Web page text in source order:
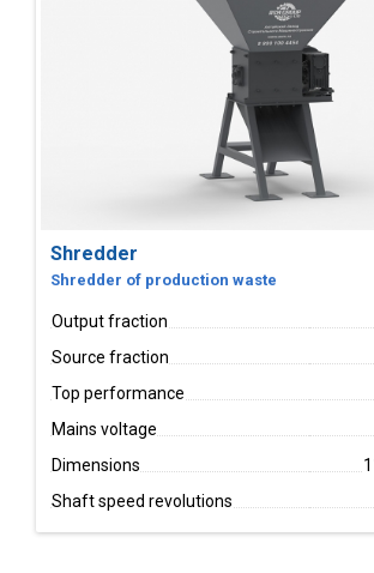
Shredder
Shredder of production waste
Output fraction
Source fraction
Top performance
Mains voltage
Dimensions
Shaft speed revolutions